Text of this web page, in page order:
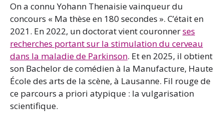
On a connu Yohann Thenaisie vainqueur du
concours « Ma thèse en 180 secondes ». C’était en
2021. En 2022, un doctorat vient couronnerses
recherches portant sur la stimulation du cerveau
dans la maladie de Parkinson. Et en 2025, il obtient
son Bachelor de comédien à la Manufacture, Haute
École des arts de la scène, à Lausanne. Fil rouge de
ce parcours a priori atypique : la vulgarisation
scientifique.